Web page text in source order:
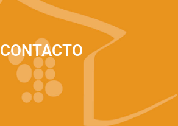
CONTACTO